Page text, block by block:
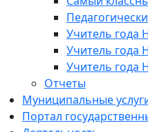
Учитель года
Учитель года
Учитель года
Отчеты
Муниципальные
Портал